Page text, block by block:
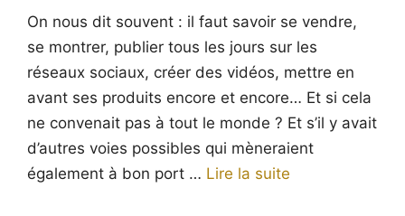
On nous dit souvent : il faut savoir se vendre,
se montrer, publier tous les jours sur les
réseaux sociaux, créer des vidéos, mettre en
avant ses produits encore et encore… Et si cela
ne convenait pas à tout le monde ? Et s’il y avait
d’autres voies possibles qui mèneraient
également à bon port … Lire la suite